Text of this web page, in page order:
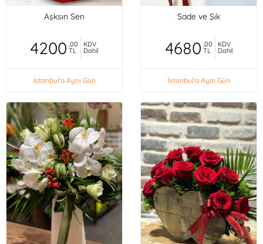
Aşksın Sen
4200 ,00
TL
KDV
Dahil
İstanbul'a Aynı Gün
Sade ve Şık
4680 ,00
TL
KDV
Dahil
İstanbul'a Aynı Gün